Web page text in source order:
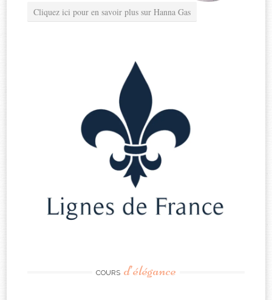
Cliquez ici pour en savoir plus sur Hanna Gas
COURS d’élégance